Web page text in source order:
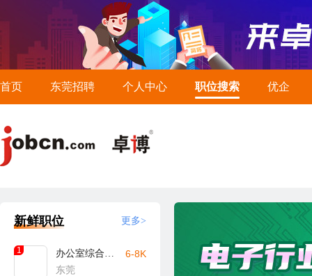
首页 东莞招聘 个人中心 职位搜索 优企
新鲜职位 更多>
1
办公室综合文员
东莞
6-8K